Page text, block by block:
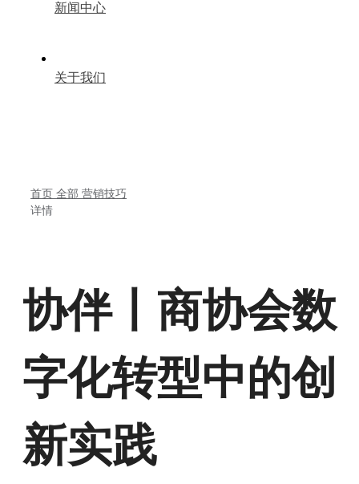
新闻中心
关于我们
首页 全部 营销技巧
详情
协伴丨商协会数
字化转型中的创
新实践